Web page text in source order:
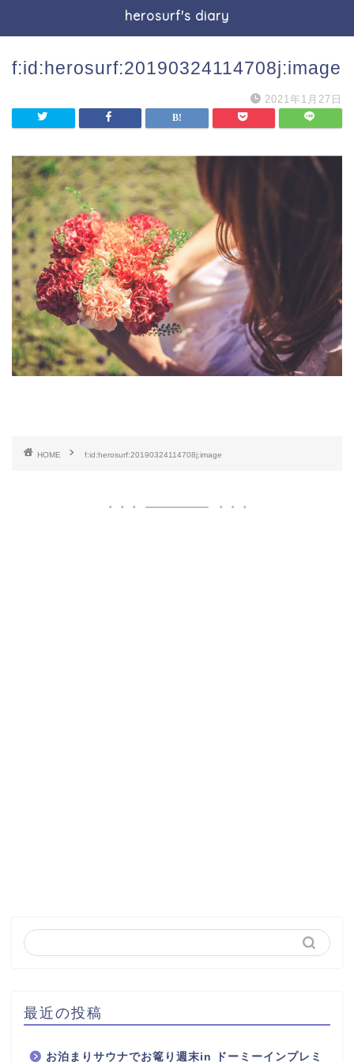
herosurf's diary
f:id:herosurf:20190324114708j:image
2021年1月27日
HOME f:id:herosurf:20190324114708j:image
最近の投稿
お泊まりサウナでお篭り週末in ドーミーインプレミ